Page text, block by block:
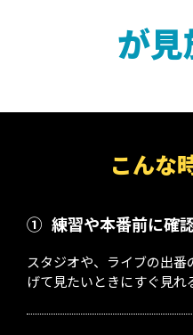
が見
こんな
① 練習や本番前に確
スタジオや、ライブの出
げて見たいときにすぐ見れ